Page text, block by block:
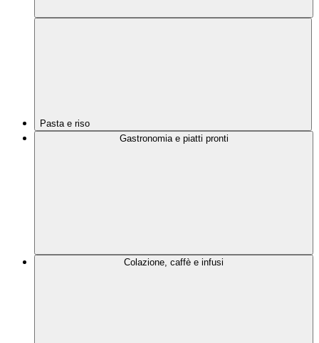
Pasta e riso
Gastronomia e piatti pronti
Colazione, caffè e infusi